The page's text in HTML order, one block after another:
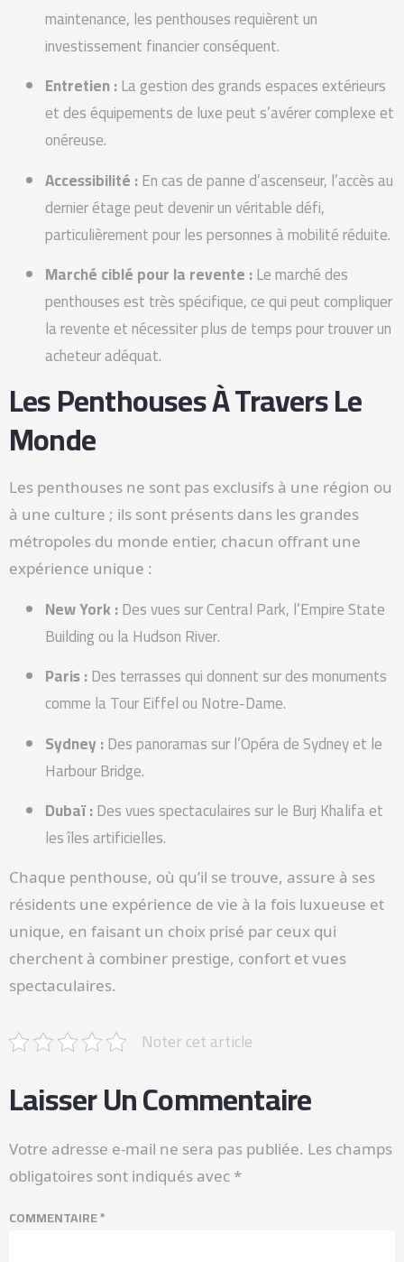
maintenance, les penthouses requièrent un
investissement financier conséquent.
Entretien :La gestion des grands espaces extérieurs
et des équipements de luxe peut s’avérer complexe et
onéreuse.
Accessibilité :En cas de panne d’ascenseur, l’accès au
dernier étage peut devenir un véritable défi,
particulièrement pour les personnes à mobilité réduite.
Marché ciblé pour la revente :Le marché des
penthouses est très spécifique, ce qui peut compliquer
la revente et nécessiter plus de temps pour trouver un
acheteur adéquat.
Les Penthouses À Travers Le
Monde
Les penthouses ne sont pas exclusifs à une région ou
à une culture ; ils sont présents dans les grandes
métropoles du monde entier, chacun offrant une
expérience unique :
New York :Des vues sur Central Park, l’Empire State
Building ou la Hudson River.
Paris :Des terrasses qui donnent sur des monuments
comme la Tour Eiffel ou Notre-Dame.
Sydney :Des panoramas sur l’Opéra de Sydney et le
Harbour Bridge.
Dubaï :Des vues spectaculaires sur le Burj Khalifa et
les îles artificielles.
Chaque penthouse, où qu’il se trouve, assure à ses
résidents une expérience de vie à la fois luxueuse et
unique, en faisant un choix prisé par ceux qui
cherchent à combiner prestige, confort et vues
spectaculaires.
Noter cet article
Laisser Un Commentaire
Votre adresse e-mail ne sera pas publiée. Les champs
obligatoires sont indiqués avec *
COMMENTAIRE*